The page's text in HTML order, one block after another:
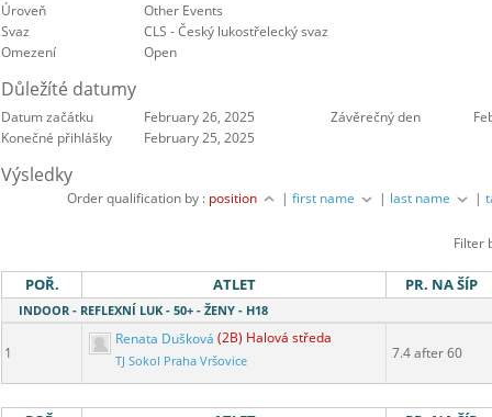
Úroveň
Other Events
Svaz
CLS - Český lukostřelecký svaz
Omezení
Open
Důležíté datumy
Datum začátku February 26, 2025 Závěrečný den
Konečné přihlášky
February 25, 2025
Výsledky
Order qualification by : position |first name | last name |
Filter
POŘ. ATLET PR. NA ŠÍP
INDOOR - REFLEXNÍ LUK - 50+ - ŽENY - H18
1
Renata Dušková (2B) Halová středa
TJ Sokol Praha Vršovice 7.4 after 60